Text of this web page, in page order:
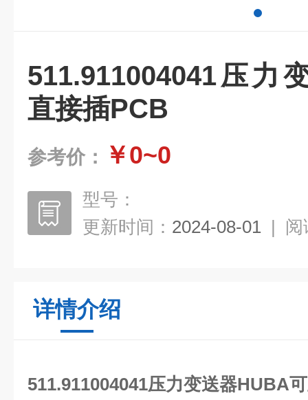
511.911004041压力
直接插PCB
参考价： ￥0~0
型号：
更新时间： 2024-08-01 | 阅
详情介绍
511.911004041压力变送器HUBA